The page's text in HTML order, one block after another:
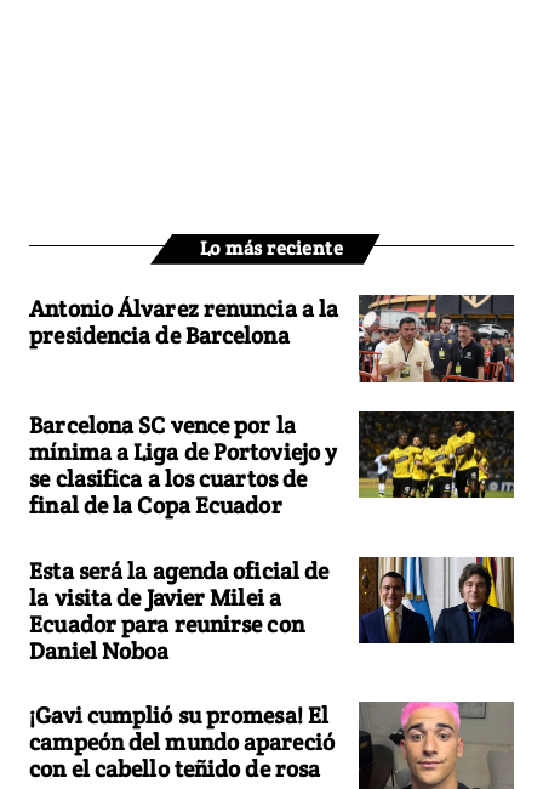
Lo más reciente
Antonio Álvarez renuncia a la
presidencia de Barcelona
Barcelona SC vence por la
mínima a Liga de Portoviejo y
se clasifica a los cuartos de
final de la Copa Ecuador
Esta será la agenda oficial de
la visita de Javier Milei a
Ecuador para reunirse con
Daniel Noboa
¡Gavi cumplió su promesa! El
campeón del mundo apareció
con el cabello teñido de rosa